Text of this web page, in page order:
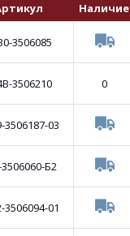
Наличие
3506085
3506210 0
3506187-03
Б2
3506094-01